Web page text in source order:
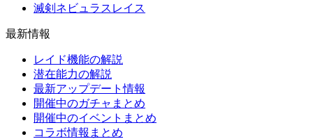
滅剣ネビュラスレイス
最新情報
レイド機能の解説
潜在能力の解説
最新アップデート情報
開催中のガチャまとめ
開催中のイベントまとめ
コラボ情報まとめ